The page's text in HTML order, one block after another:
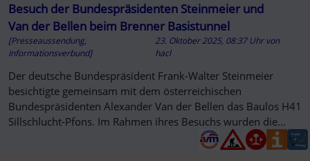
Besuch der Bundespräsidenten Steinmeier und
Van der Bellen beim Brenner Basistunnel
[Presseaussendung,
Informationsverbund]
23. Oktober 2025, 08:37 Uhr von
hacl
Der deutsche Bundespräsident Frank-Walter Steinmeier
besichtigte gemeinsam mit dem österreichischen
Bundespräsidenten Alexander Van der Bellen das Baulos H41
Sillschlucht-Pfons. Im Rahmen ihres Besuchs wurden die